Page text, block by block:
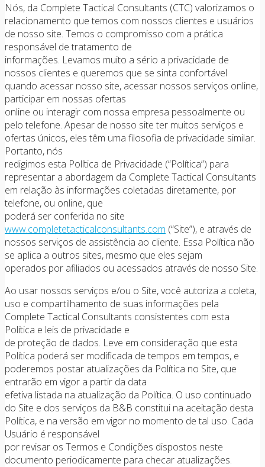
Nós, da Complete Tactical Consultants (CTC) valorizamos o
relacionamento que temos com nossos clientes e usuários
de nosso site. Temos o compromisso com a prática
responsável de tratamento de
informações. Levamos muito a sério a privacidade de
nossos clientes e queremos que se sinta confortável
quando acessar nosso site, acessar nossos serviços online,
participar em nossas ofertas
online ou interagir com nossa empresa pessoalmente ou
pelo telefone. Apesar de nosso site ter muitos serviços e
ofertas únicos, eles têm uma filosofia de privacidade similar.
Portanto, nós
redigimos esta Política de Privacidade (“Política”) para
representar a abordagem da Complete Tactical Consultants
em relação às informações coletadas diretamente, por
telefone, ou online, que
poderá ser conferida no site
www.completetacticalconsultants.com (“Site”), e através de
nossos serviços de assistência ao cliente. Essa Política não
se aplica a outros sites, mesmo que eles sejam
operados por afiliados ou acessados através de nosso Site.
Ao usar nossos serviços e/ou o Site, você autoriza a coleta,
uso e compartilhamento de suas informações pela
Complete Tactical Consultants consistentes com esta
Política e leis de privacidade e
de proteção de dados. Leve em consideração que esta
Política poderá ser modificada de tempos em tempos, e
poderemos postar atualizações da Política no Site, que
entrarão em vigor a partir da data
efetiva listada na atualização da Política. O uso continuado
do Site e dos serviços da B&B constitui na aceitação desta
Política, e na versão em vigor no momento de tal uso. Cada
Usuário é responsável
por revisar os Termos e Condições dispostos neste
documento periodicamente para checar atualizações.